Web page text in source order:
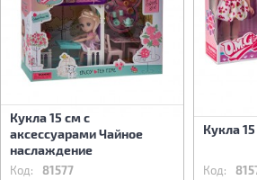
Кукла 15 см с
аксессуарами Чайное
наслаждение
Код: 81577
Кукла
Код: